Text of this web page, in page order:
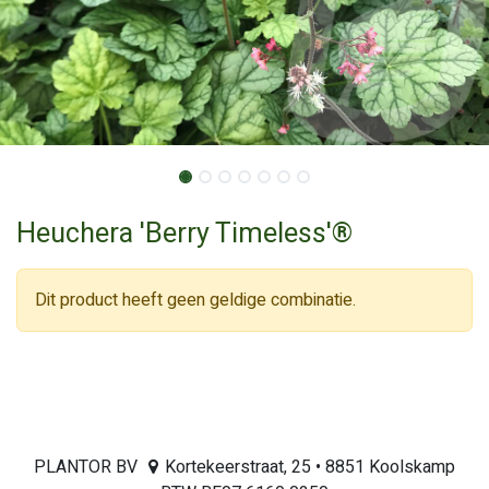
Heuchera 'Berry Timeless'®
Dit product heeft geen geldige combinatie.
PLANTOR BV
Kortekeerstraat, 25 • 8851 Koolskamp